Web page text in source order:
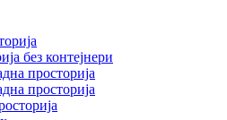
без контејнери
просторија
просторија